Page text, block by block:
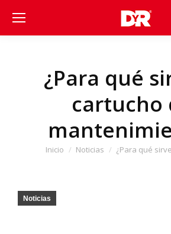
¿Para qué
cartucho
Estás aquí:
Inicio Noticias ¿Para qué
Noticias